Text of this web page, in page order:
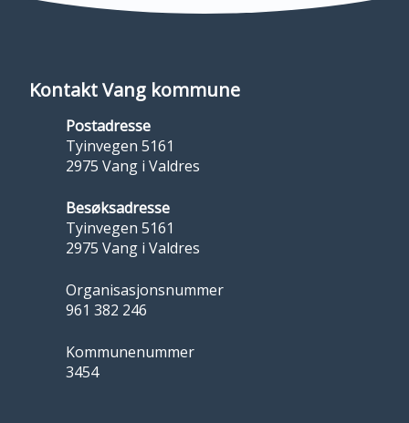
Kontakt Vang kommune
Postadresse
Tyinvegen 5161
2975 Vang i Valdres
Besøksadresse
Tyinvegen 5161
2975 Vang i Valdres
Organisasjonsnummer
961 382 246
Kommunenummer
3454